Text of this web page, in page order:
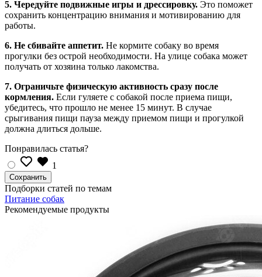
5. Чередуйте подвижные игры и дрессировку. Это поможет
сохранить концентрацию внимания и мотивированию для
работы.
6. Не сбивайте аппетит. Не кормите собаку во время
прогулки без острой необходимости. На улице собака может
получать от хозяина только лакомства.
7. Ограничьте физическую активность сразу после
кормления. Если гуляете с собакой после приема пищи,
убедитесь, что прошло не менее 15 минут. В случае
срыгивания пищи пауза между приемом пищи и прогулкой
должна длиться дольше.
Понравилась статья?
1
Подборки статей по темам
Питание собак
Рекомендуемые продукты